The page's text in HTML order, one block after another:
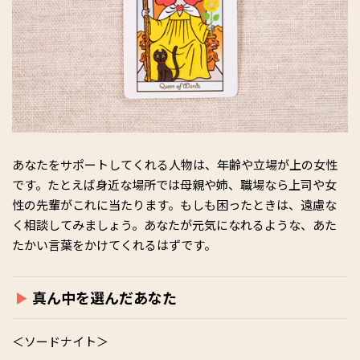
あなたをサポートしてくれる人物は、年齢や立場が上の女性
です。たとえば身近な場所では母親や姉、職場なら上司や女
性の先輩がこれに当たります。もしも困ったときは、遠慮な
く相談してみましょう。あなたが元気になれるような、あた
たかい言葉をかけてくれるはずです。
真ん中を選んだあなた
＜ソードナイト＞